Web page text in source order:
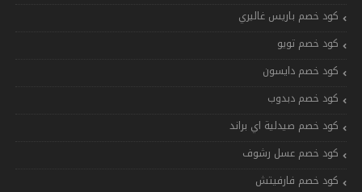
كود خصم باريس غاليري
كود خصم تويو
كود خصم دايسون
كود خصم دبدوب
كود خصم صيدلية اي براند
كود خصم عسل رشوف
كود خصم فارفيتش